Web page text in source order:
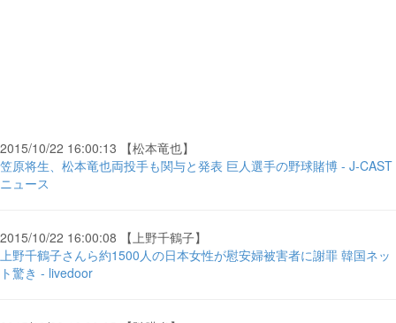
2015/10/22 16:00:13 【松本竜也】
笠原将生、松本竜也両投手も関与と発表 巨人選手の野球賭博 - J-CAST
ニュース
2015/10/22 16:00:08 【上野千鶴子】
上野千鶴子さんら約1500人の日本女性が慰安婦被害者に謝罪 韓国ネッ
ト驚き - livedoor